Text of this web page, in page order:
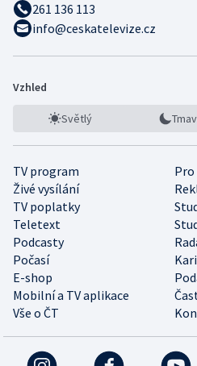
261 136 113
info@ceskatelevize.cz
Vzhled
Světlý
TV program
Pro
Živé vysílání
TV poplatky
Teletext
Podcasty
Počasí
E-shop
Mobilní a TV aplikace
Vše o ČT